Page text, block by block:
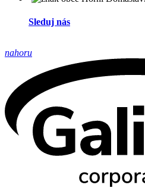
Sleduj nás
nahoru